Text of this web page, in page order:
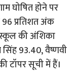
घोषित होने पर
96 प्रतिशत अंक
स्कूल की अंशिका
93.40, वैष्णवी
टॉपर सूची में हैं।